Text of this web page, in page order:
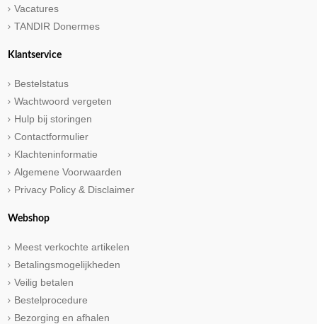
Vacatures
TANDIR Donermes
Klantservice
Bestelstatus
Wachtwoord vergeten
Hulp bij storingen
Contactformulier
Klachteninformatie
Algemene Voorwaarden
Privacy Policy & Disclaimer
Webshop
Meest verkochte artikelen
Betalingsmogelijkheden
Veilig betalen
Bestelprocedure
Bezorging en afhalen